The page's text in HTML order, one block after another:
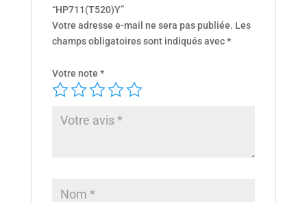
“HP711(T520)Y”
Votre adresse e-mail ne sera pas publiée. Les
champs obligatoires sont indiqués avec*
Votre note *